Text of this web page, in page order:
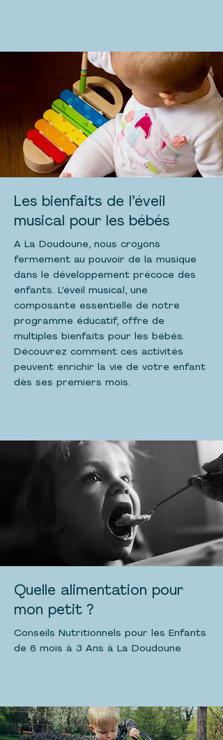
Les bienfaits de l’éveil
musical pour les bébés
A La Doudoune, nous croyons
fermement au pouvoir de la musique
dans le développement précoce des
enfants. L’éveil musical, une
composante essentielle de notre
programme éducatif, offre de
multiples bienfaits pour les bébés.
Découvrez comment ces activités
peuvent enrichir la vie de votre enfant
dès ses premiers mois.
Quelle alimentation pour
mon petit ?
Conseils Nutritionnels pour les Enfants
de 6 mois à 3 Ans à La Doudoune